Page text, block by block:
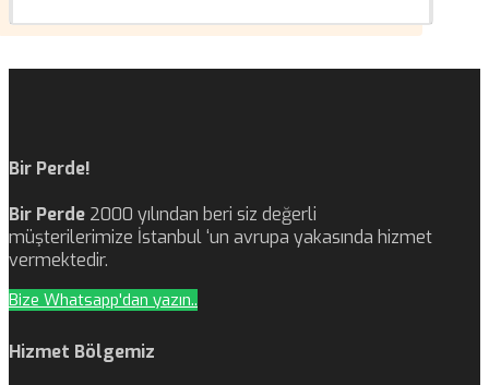
Bir Perde!
Bir Perde 2000 yılından beri siz değerli
müşterilerimize İstanbul ‘un avrupa yakasında hizmet
vermektedir.
Bize Whatsapp'dan yazın..
Hizmet Bölgemiz